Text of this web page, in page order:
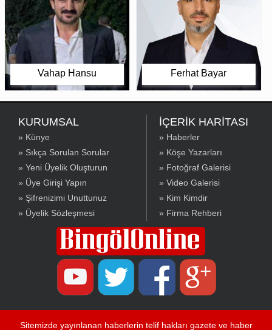
Vahap Hansu Ferhat Bayar
KURUMSAL
» Künye
» Sıkça Sorulan Sorular
» Yeni Üyelik Oluşturun
» Üye Girişi Yapın
» Şifrenizimi Unuttunuz
» Üyelik Sözleşmesi
İÇERİK HARİTASI
» Haberler
» Köşe Yazarları
» Fotoğraf Galerisi
» Video Galerisi
» Kim Kimdir
» Firma Rehberi
Sitemizde yayınlanan haberlerin telif hakları gazete ve haber